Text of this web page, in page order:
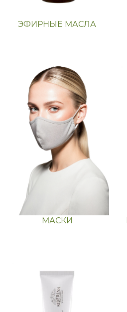
ЭФИРНЫЕ МАСЛА
МАСКИ